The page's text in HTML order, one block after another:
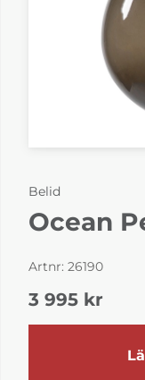
Belid
Ocean
Artnr: 26190
3 995 kr